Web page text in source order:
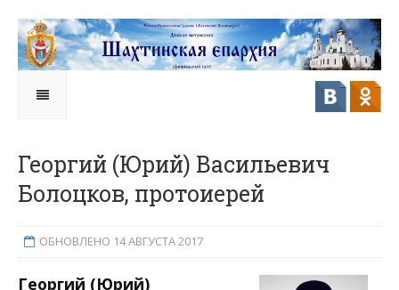
Георгий (Юрий) Васильевич
Болоцков, протоиерей
ОБНОВЛЕНО 14 АВГУСТА 2017
Георгий (Юрий)